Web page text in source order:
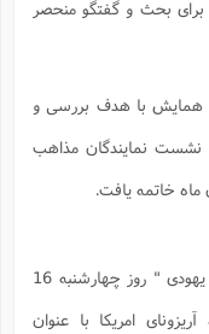
بحث و گفتگو منحصر
همایش با هدف بررسی و
نمایندگان مذاهب
نشست یک روزه " عرفان اسلامی، مسیحی و یهودی " روز چهارشنبه 16
امریکا با عنوان